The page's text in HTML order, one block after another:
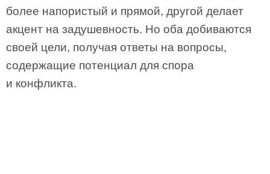
более напористый и прямой, другой делает
акцент на задушевность. Но оба добиваются
своей цели, получая ответы на вопросы,
содержащие потенциал для спора
и конфликта.